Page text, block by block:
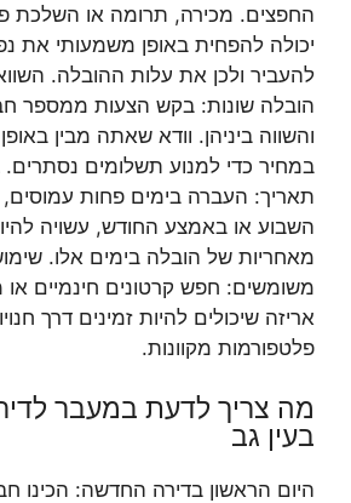
החפצים. מכירה, תרומה או השלכת
יכולה להפחית באופן משמעותי את
להעביר ולכן את עלות ההובלה.
הובלה שונות: בקש הצעות ממספר
והשווה ביניהן. וודא שאתה מבין
במחיר כדי למנוע תשלומים
תאריך: העברה בימים פחות
השבוע או באמצע החודש, עשויה
מאחריות של הובלה בימים אלו.
משומשים: חפש קרטונים חינמיים או
אריזה שיכולים להיות זמינים דרך
פלטפורמות מקוונות.
מה צריך לדעת במעבר
בעין גב
היום הראשון בדירה החדשה: הכינו